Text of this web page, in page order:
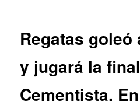
Regatas goleó
y jugará la
Cementista.